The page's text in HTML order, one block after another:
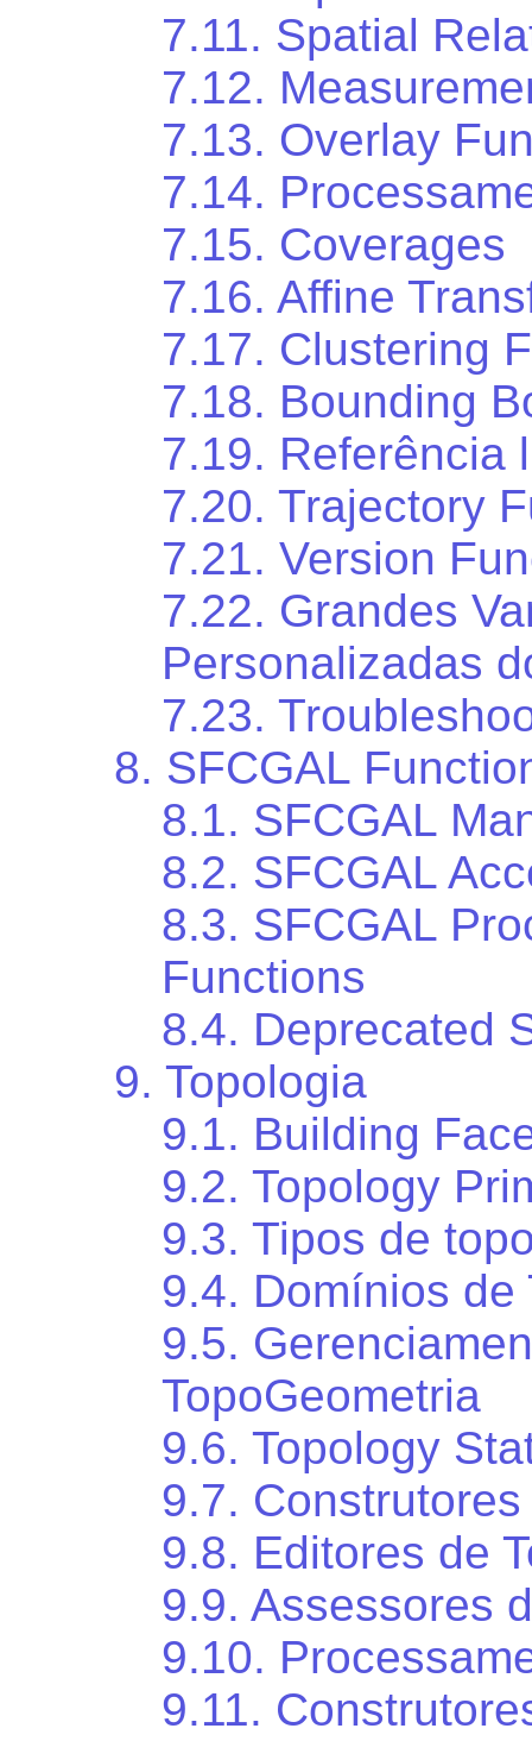
7.11. Spatial
7.12.
7.13. Overlay
7.14.
7.15. Coverages
7.16. Affine
7.17. Clustering
7.18. Bounding
7.19. Referência
7.20. Trajectory
7.21. Version
7.22. Grandes
Personalizadas
7.23.
8. SFCGAL
8.1. SFCGAL
8.2. SFCGAL
8.3. SFCGAL
Functions
8.4. Deprecated
9. Topologia
9.1. Building
9.2. Topology
9.3. Tipos de
9.4. Domínios de
9.5.
TopoGeometria
9.6. Topology
9.7.
9.8. Editores de
9.9. Assessores
9.10.
9.11.